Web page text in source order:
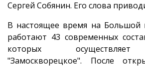
Сергей Собянин. Его слова
В настоящее время на Большой
работают 43 современных
которых осуществляет
"Замоскворецкое". После